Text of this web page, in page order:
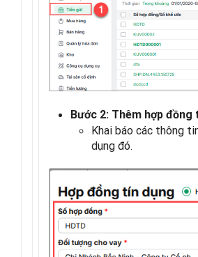
Bước 2: Thêm hợp đồng
Khai báo các thông
dụng đó.